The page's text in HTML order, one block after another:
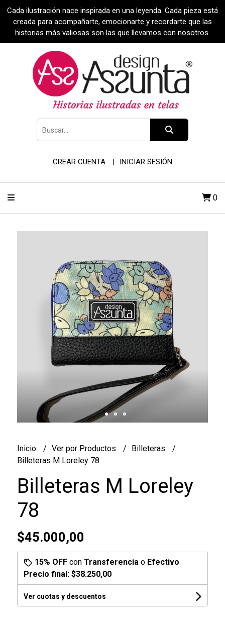
Cada ilustración nace inspirada en una leyenda. Cada pieza está
creada para acompañarte, emocionarte y recordarte que las
historias más valiosas son las que llevamos con nosotros.
CREAR CUENTA INICIAR SESIÓN
0
Inicio Ver por Productos
Billeteras
Billeteras M Loreley 78
Billeteras M Loreley
78
$45.000,00
15% OFFcon Transferencia o Efectivo
Precio final: $38.250,00
Ver cuotas y descuentos